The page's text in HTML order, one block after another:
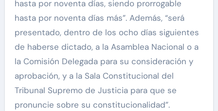
hasta por noventa días, siendo prorrogable
hasta por noventa días más”. Además, “será
presentado, dentro de los ocho días siguientes
de haberse dictado, a la Asamblea Nacional o a
la Comisión Delegada para su consideración y
aprobación, y a la Sala Constitucional del
Tribunal Supremo de Justicia para que se
pronuncie sobre su constitucionalidad”.